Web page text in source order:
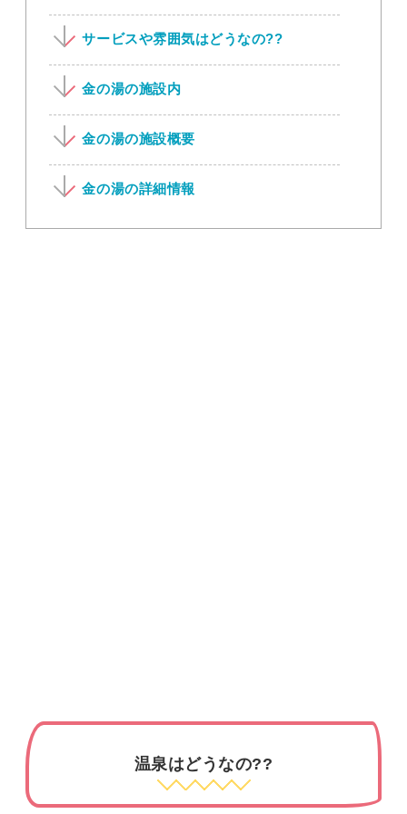
サービスや雰囲気はどうなの??
金の湯の施設内
金の湯の施設概要
金の湯の詳細情報
温泉はどうなの??